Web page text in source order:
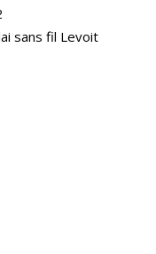
sans fil Levoit